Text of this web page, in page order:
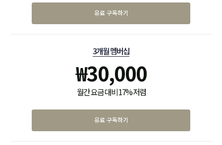
유료 구독하기
3개월 멤버십
₩30,000
월간 요금 대비 17% 저렴
유료 구독하기